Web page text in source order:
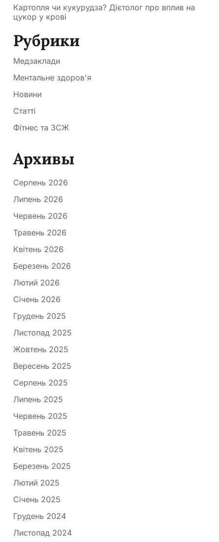
Картопля чи кукурудза? Дієтолог про вплив на
цукор у крові
Рубрики
Медзаклади
Ментальне здоров'я
Новини
Статті
Фітнес та ЗСЖ
Архивы
Серпень 2026
Липень 2026
Червень 2026
Травень 2026
Квітень 2026
Березень 2026
Лютий 2026
Січень 2026
Грудень 2025
Листопад 2025
Жовтень 2025
Вересень 2025
Серпень 2025
Липень 2025
Червень 2025
Травень 2025
Квітень 2025
Березень 2025
Лютий 2025
Січень 2025
Грудень 2024
Листопад 2024